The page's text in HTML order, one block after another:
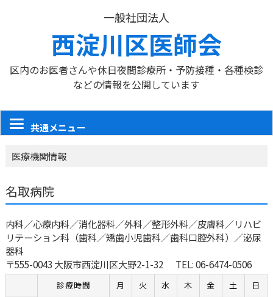
一般社団法人
西淀川区医師会
区内のお医者さんや休日夜間診療所・予防接種・各種検診
などの情報を公開しています
共通メニュー
医療機関情報
名取病院
内科／心療内科／消化器科／外科／整形外科／皮膚科／リハビ
リテーション科（歯科／矯歯小児歯科／歯科口腔外科）／泌尿
器科
〒555-0043 大阪市西淀川区大野2-1-32
TEL: 06-6474-0506
診療時間 月 火 水 木 金 土
日